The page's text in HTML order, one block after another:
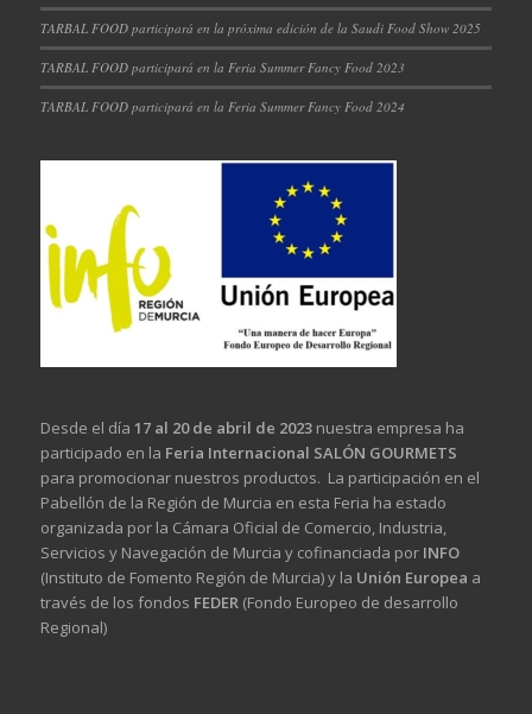
TARBAL FOOD participará en la próxima edición de la Saudi Food Show 2025
TARBAL FOOD participará en la Feria Summer Fancy Food 2023
TARBAL FOOD participará en la Feria Summer Fancy Food 2024
Desde el día 17 al 20 de abril de 2023nuestra empresa ha
participado en la Feria Internacional SALÓN GOURMETS
para promocionar nuestros productos. La participación en el
Pabellón de la Región de Murcia en esta Feria ha estado
organizada por la Cámara Oficial de Comercio, Industria,
Servicios y Navegación de Murcia y cofinanciada por INFO
(Instituto de Fomento Región de Murcia) y la Unión Europea a
través de los fondos FEDER(Fondo Europeo de desarrollo
Regional)